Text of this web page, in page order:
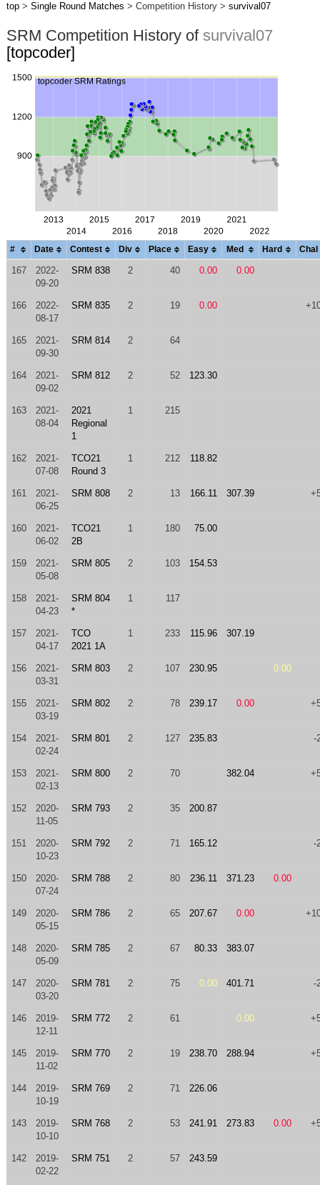
top> Single Round Matches > Competition History > survival07
SRM Competition History of survival07
[topcoder]
# Date Contest Div Place Easy Med Hard Chal
167
2022-
09-20
SRM 838 2 40 0.00 0.00
166
2022-
08-17
SRM 835 2 19 0.00
165
2021-
09-30
SRM 814 2 64
164
2021-
09-02
SRM 812 2 52 123.30
163
2021-
08-04
2021
Regional
1
1 215
162
2021-
07-08
TCO21
Round 3
1 212 118.82
161
2021-
06-25
SRM 808 2 13 166.11 307.39
160
2021-
06-02
TCO21
2B
1 180 75.00
159
2021-
05-08
SRM 805 2 103 154.53
158
2021-
04-23
SRM 804
*
1 117
157
2021-
04-17
TCO
2021 1A
1 233 115.96 307.19
156
2021-
03-31
SRM 803 2 107 230.95 0.00
155
2021-
03-19
SRM 802 2 78 239.17 0.00
154
2021-
02-24
SRM 801 2 127 235.83 -
153
2021-
02-13
SRM 800 2 70 382.04
152
2020-
11-05
SRM 793 2 35 200.87
151
2020-
10-23
SRM 792 2 71 165.12 -
150
2020-
07-24
SRM 788 2 80 236.11 371.23 0.00
149
2020-
05-15
SRM 786 2 65 207.67 0.00
148
2020-
05-09
SRM 785 2 67 80.33 383.07
147
2020-
03-20
SRM 781 2 75 0.00 401.71 -
146
2019-
12-11
SRM 772 2 61 0.00
145
2019-
11-02
SRM 770 2 19 238.70 288.94
144
2019-
10-19
SRM 769 2 71 226.06
143
2019-
10-10
SRM 768 2 53 241.91 273.83 0.00
142
2019-
02-22
SRM 751 2 57 243.59